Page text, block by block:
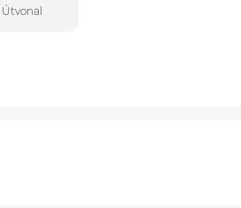
Útvonal